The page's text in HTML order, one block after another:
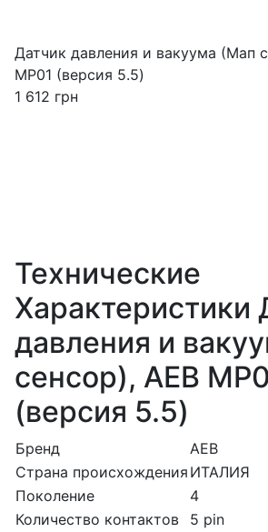
Датчик давления и вакуума (Мап
MP01 (версия 5.5)
1 612 грн
Технические
Характеристики
давления и
сенсор), AEB
(версия 5.5)
Бренд
AEB
Страна происхождения ИТАЛИЯ
Поколение
4
Количество контактов
5 pin